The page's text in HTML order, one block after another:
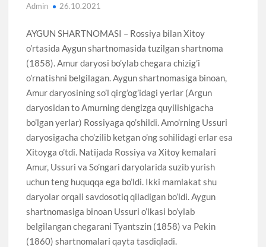
Admin 26.10.2021
AYGUN SHARTNOMASI – Rossiya bilan Xitoy
o’rtasida Aygun shartnomasida tuzilgan shartnoma
(1858). Amur daryosi bo’ylab chegara chizig’i
o’rnatishni belgilagan. Aygun shartnomasiga binoan,
Amur daryosining so’l qirg’og’idagi yerlar (Argun
daryosidan to Amurning dengizga quyilishigacha
bo’lgan yerlar) Rossiyaga qo’shildi. Amo’rning Ussuri
daryosigacha cho’zilib ketgan o’ng sohilidagi erlar esa
Xitoyga o’tdi. Natijada Rossiya va Xitoy kemalari
Amur, Ussuri va So’ngari daryolarida suzib yurish
uchun teng huquqqa ega bo’ldi. Ikki mamlakat shu
daryolar orqali savdosotiq qiladigan bo’ldi. Aygun
shartnomasiga binoan Ussuri o’lkasi bo’ylab
belgilangan chegarani Tyantszin (1858) va Pekin
(1860) shartnomalari qayta tasdiqladi.